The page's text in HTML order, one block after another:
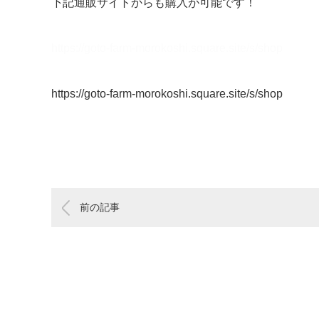
https://goto-farm-morokoshi.square.site/s/shop
前の記事